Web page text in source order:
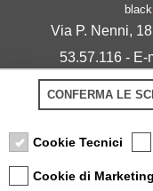
black
Via P. Nenni,
53.57.116 - E-
CONFERMA LE
Cookie Tecnici
Cookie di Marketing